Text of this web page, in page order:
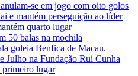
se em jogo com oito golos
e mantém perseguição ao líder
quarto lugar
50 balas na mochila
goleia Benfica de Macau.
Julho na Fundação Rui Cunha
primeiro lugar